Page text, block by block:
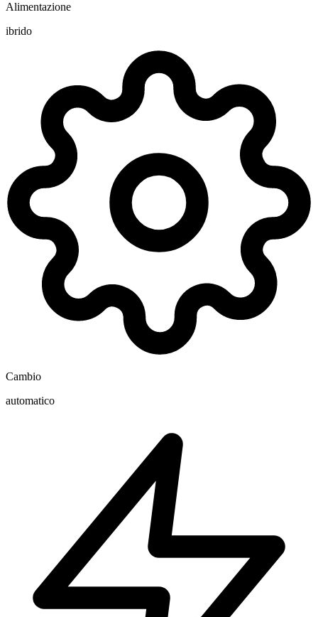
Alimentazione
ibrido
Cambio
automatico